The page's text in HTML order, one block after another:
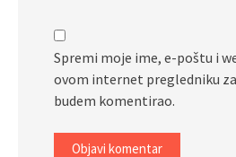
Spremi moje ime, e-poštu i
ovom internet pregledniku
budem komentirao.